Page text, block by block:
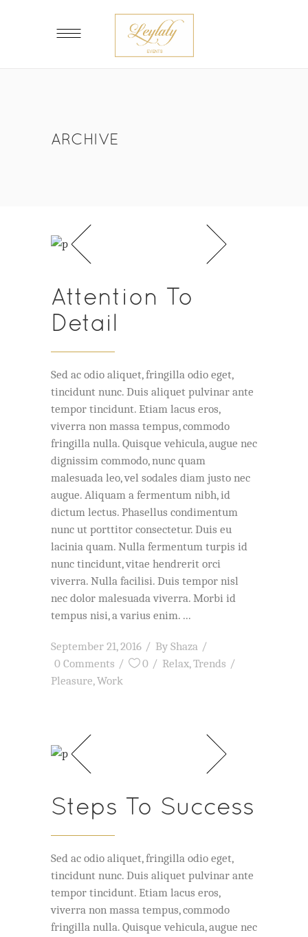
ARCHIVE
Attention To
Detail
Sed ac odio aliquet, fringilla odio eget,
tincidunt nunc. Duis aliquet pulvinar ante
tempor tincidunt. Etiam lacus eros,
viverra non massa tempus, commodo
fringilla nulla. Quisque vehicula, augue nec
dignissim commodo, nunc quam
malesuada leo, vel sodales diam justo nec
augue. Aliquam a fermentum nibh, id
dictum lectus. Phasellus condimentum
nunc ut porttitor consectetur. Duis eu
lacinia quam. Nulla fermentum turpis id
nunc tincidunt, vitae hendrerit orci
viverra. Nulla facilisi. Duis tempor nisl
nec dolor malesuada viverra. Morbi id
tempus nisi, a varius enim.
September 21, 2016 By Shaza
0 Comments
0 Relax, Trends
Pleasure, Work
Steps To Success
Sed ac odio aliquet, fringilla odio eget,
tincidunt nunc. Duis aliquet pulvinar ante
tempor tincidunt. Etiam lacus eros,
viverra non massa tempus, commodo
fringilla nulla. Quisque vehicula, augue nec